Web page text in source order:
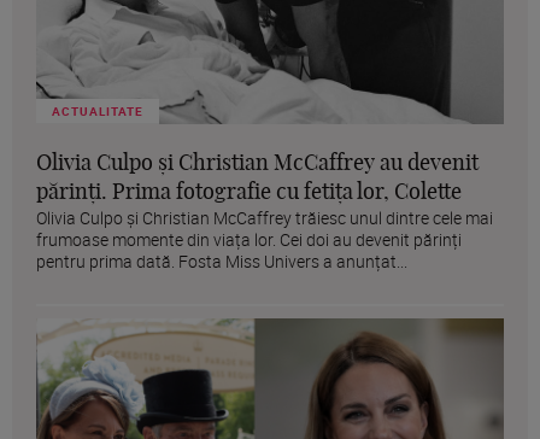
ACTUALITATE
Olivia Culpo și Christian McCaffrey au devenit
părinți. Prima fotografie cu fetița lor, Colette
Olivia Culpo și Christian McCaffrey trăiesc unul dintre cele mai
frumoase momente din viața lor. Cei doi au devenit părinți
pentru prima dată. Fosta Miss Univers a anunțat...